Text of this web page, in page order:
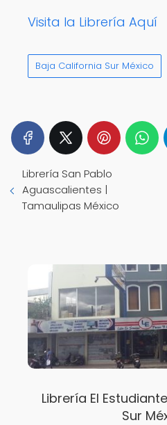
Visita la Librería Aquí
Baja California Sur México
Librería San Pablo
Aguascalientes |
Tamaulipas México
Librería El
Sur